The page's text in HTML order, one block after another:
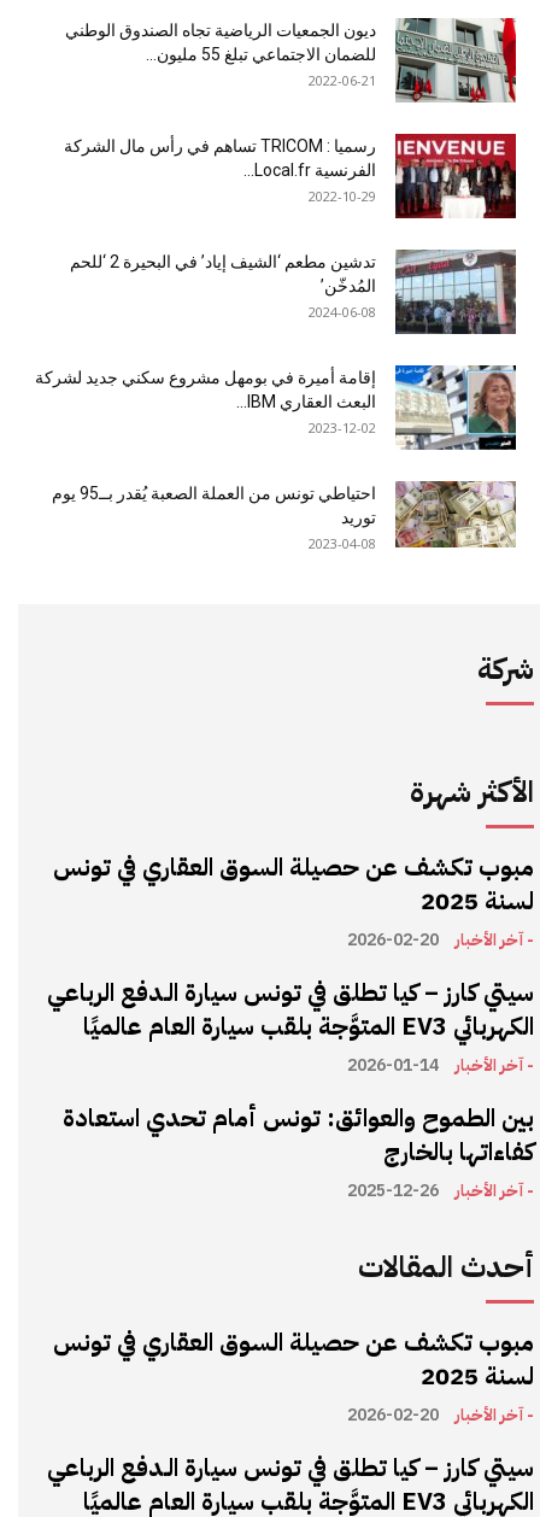
ديون الجمعيات الرياضية تجاه الصندوق الوطني
للضمان الاجتماعي تبلغ 55 مليون...
2022-06-21
رسميا : TRICOM تساهم في رأس مال الشركة
الفرنسية Local.fr...
2022-10-29
تدشين مطعم ‘الشيف إياد’ في البحيرة 2 ‘للحم
المُدخّن’
2024-06-08
إقامة أميرة في بومهل مشروع سكني جديد لشركة
البعث العقاري IBM...
2023-12-02
احتياطي تونس من العملة الصعبة يُقدر بــ95 يوم
توريد
2023-04-08
شركة
الأكثر شهرة
مبوب تكشف عن حصيلة السوق العقاري في تونس
لسنة 2025
- آخر الأخبار 2026-02-20
سيتي كارز – كيا تطلق في تونس سيارة الـدفع الرباعي
الكهربائي EV3 المتوَّجة بلقب سيارة العام عالميًا
- آخر الأخبار 2026-01-14
بين الطموح والعوائق: تونس أمام تحدي استعادة
كفاءاتها بالخارج
- آخر الأخبار 2025-12-26
أحدث المقالات
مبوب تكشف عن حصيلة السوق العقاري في تونس
لسنة 2025
- آخر الأخبار 2026-02-20
سيتي كارز – كيا تطلق في تونس سيارة الـدفع الرباعي
الكهربائي EV3 المتوَّجة بلقب سيارة العام عالميًا